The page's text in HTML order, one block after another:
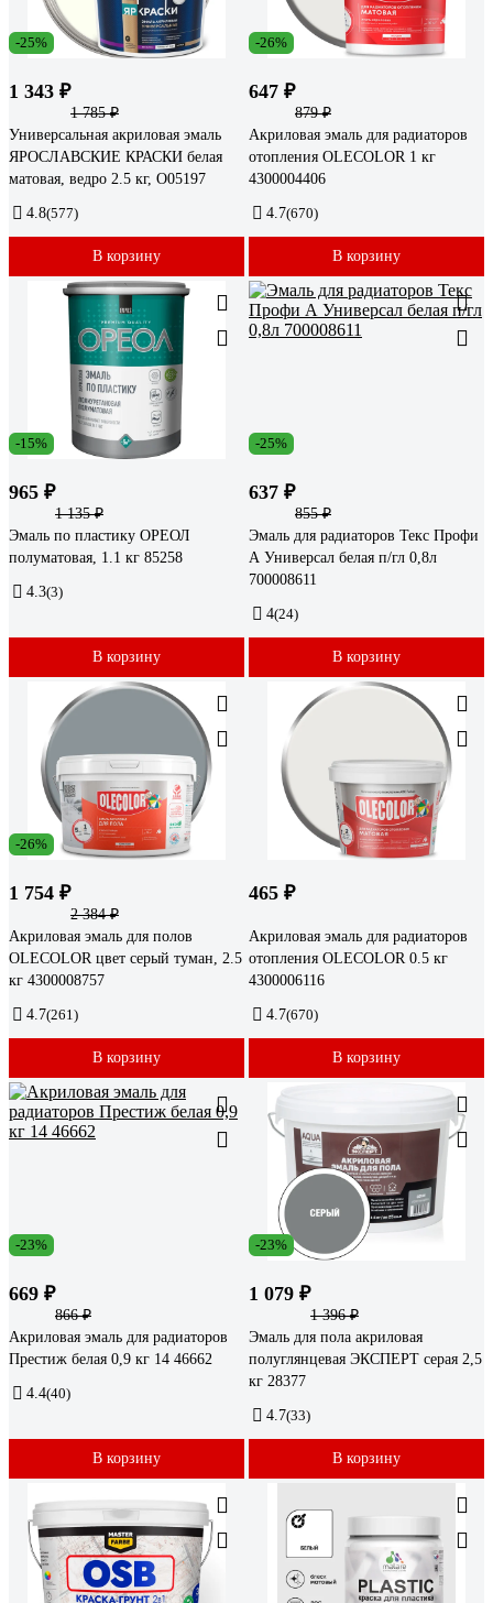
-25%
1 343 ₽
1 785 ₽
Универсальная акриловая эмаль
ЯРОСЛАВСКИЕ КРАСКИ белая
матовая, ведро 2.5 кг, О05197
4.8(577)
В корзину
-26%
647 ₽
879 ₽
Акриловая эмаль для радиаторов
отопления OLECOLOR 1 кг
4300004406
4.7(670)
В корзину
-15%
965 ₽
1 135 ₽
Эмаль по пластику ОРЕОЛ
полуматовая, 1.1 кг 85258
4.3(3)
В корзину
-25%
637 ₽
855 ₽
Эмаль для радиаторов Текс Профи
А Универсал белая п/гл 0,8л
700008611
4(24)
В корзину
-26%
1 754 ₽
2 384 ₽
Акриловая эмаль для полов
OLECOLOR цвет серый туман, 2.5
кг 4300008757
4.7(261)
В корзину
465 ₽
Акриловая эмаль для радиаторов
отопления OLECOLOR 0.5 кг
4300006116
4.7(670)
В корзину
-23%
669 ₽
866 ₽
Акриловая эмаль для радиаторов
Престиж белая 0,9 кг 14 46662
4.4(40)
В корзину
-23%
1 079 ₽
1 396 ₽
Эмаль для пола акриловая
полуглянцевая ЭКСПЕРТ серая 2,5
кг 28377
4.7(33)
В корзину